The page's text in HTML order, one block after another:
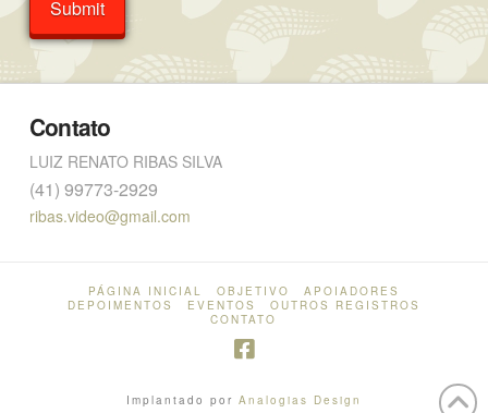
Contato
LUIZ RENATO RIBAS SILVA
(41) 99773-2929
ribas.video@gmail.com
PÁGINA INICIAL OBJETIVO
APOIADORES
DEPOIMENTOS
EVENTOS
OUTROS REGISTROS
CONTATO
Implantado por Analogias Design